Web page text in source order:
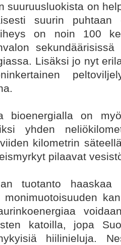
suuruusluokista on
suurin puhtaan
on noin 100
Lisäksi jo nyt
bioenergialla on
yhden
kilometrin
pilaavat
tuotanto
monimuotoisuuden
katoilla, jopa
hiilinieluja.